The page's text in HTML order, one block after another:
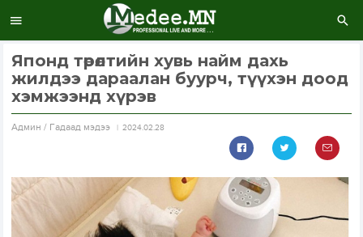
Японд төрөлтийн хувь найм дахь
жилдээ дараалан буурч, түүхэн доод
хэмжээнд хүрэв
Aдмин / Гадаад мэдээ 2024.02.28